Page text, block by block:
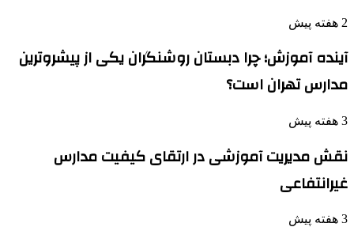
2 هفته پیش
آینده آموزش؛ چرا دبستان روشنگران یکی از پیشروترین
مدارس تهران است؟
3 هفته پیش
نقش مدیریت آموزشی در ارتقای کیفیت مدارس
غیرانتفاعی
3 هفته پیش